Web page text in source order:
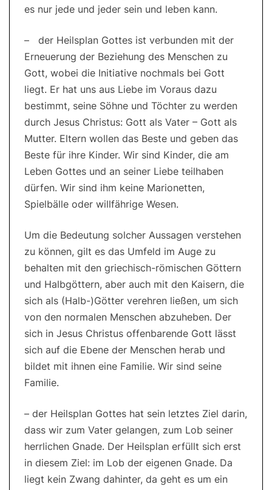
es nur jede und jeder sein und leben kann.
– der Heilsplan Gottes ist verbunden mit der
Erneuerung der Beziehung des Menschen zu
Gott, wobei die Initiative nochmals bei Gott
liegt. Er hat uns aus Liebe im Voraus dazu
bestimmt, seine Söhne und Töchter zu werden
durch Jesus Christus: Gott als Vater – Gott als
Mutter. Eltern wollen das Beste und geben das
Beste für ihre Kinder. Wir sind Kinder, die am
Leben Gottes und an seiner Liebe teilhaben
dürfen. Wir sind ihm keine Marionetten,
Spielbälle oder willfährige Wesen.
Um die Bedeutung solcher Aussagen verstehen
zu können, gilt es das Umfeld im Auge zu
behalten mit den griechisch-römischen Göttern
und Halbgöttern, aber auch mit den Kaisern, die
sich als (Halb-)Götter verehren ließen, um sich
von den normalen Menschen abzuheben. Der
sich in Jesus Christus offenbarende Gott lässt
sich auf die Ebene der Menschen herab und
bildet mit ihnen eine Familie. Wir sind seine
Familie.
– der Heilsplan Gottes hat sein letztes Ziel darin,
dass wir zum Vater gelangen, zum Lob seiner
herrlichen Gnade. Der Heilsplan erfüllt sich erst
in diesem Ziel: im Lob der eigenen Gnade. Da
liegt kein Zwang dahinter, da geht es um ein